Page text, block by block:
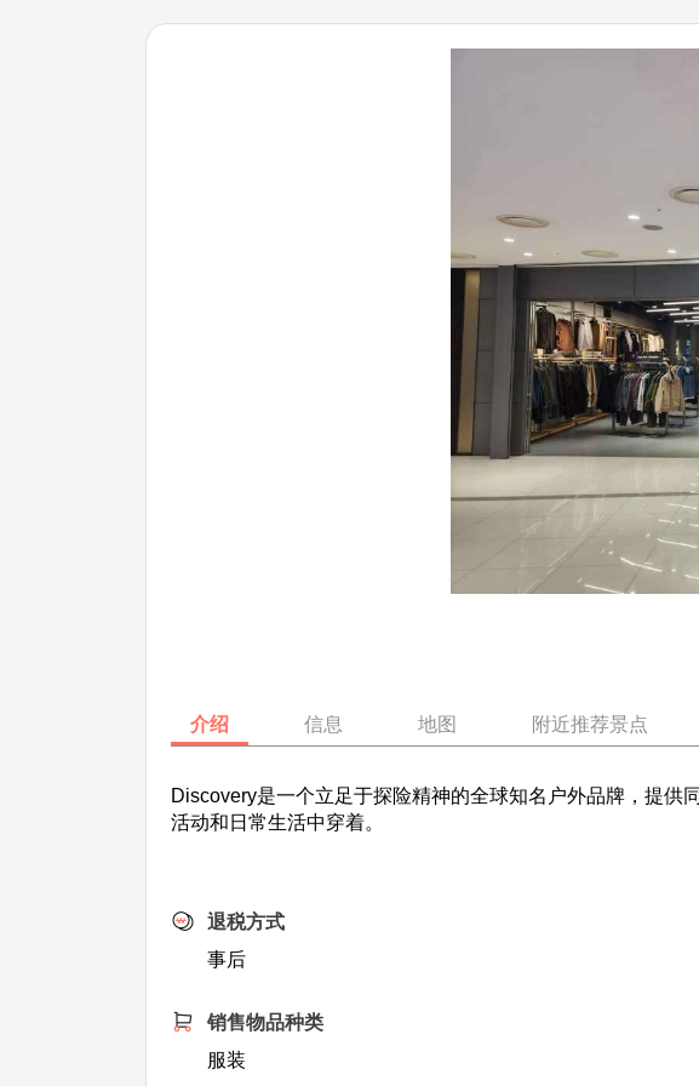
介绍 信息 地图 附近推荐景点
Discovery是一个立足于探险精神的全球知名户外品牌，提
活动和日常生活中穿着。
退税方式
事后
销售物品种类
服装